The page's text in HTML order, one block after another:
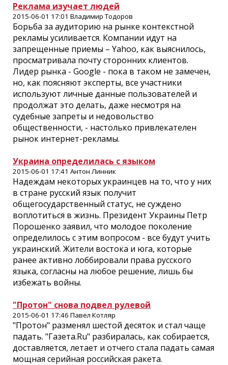
Реклама изучает людей
2015-06-01 17:01 Владимир Тодоров
Борьба за аудиторию на рынке контекстной
рекламы усиливается. Компании идут на
запрещенные приемы – Yahoo, как выяснилось,
просматривала почту сторонних клиентов.
Лидер рынка - Google - пока в таком не замечен,
но, как поясняют эксперты, все участники
используют личные данные пользователей и
продолжат это делать, даже несмотря на
судебные запреты и недовольство
общественности, - настолько привлекателен
рынок интернет-рекламы.
Украина определилась с языком
2015-06-01 17:41 Антон Линник
Надеждам некоторых украинцев на то, что у них
в стране русский язык получит
общегосударственный статус, не суждено
воплотиться в жизнь. Президент Украины Петр
Порошенко заявил, что молодое поколение
определилось с этим вопросом - все будут учить
украинский. Жители востока и юга, которые
ранее активно лоббировали права русского
языка, согласны на любое решение, лишь бы
избежать войны.
"Протон" снова подвел рулевой
2015-06-01 17:46 Павел Котляр
"Протон" разменял шестой десяток и стал чаще
падать. "Газета.Ru" разбиралась, как собирается,
доставляется, летает и отчего стала падать самая
мощная серийная российская ракета.